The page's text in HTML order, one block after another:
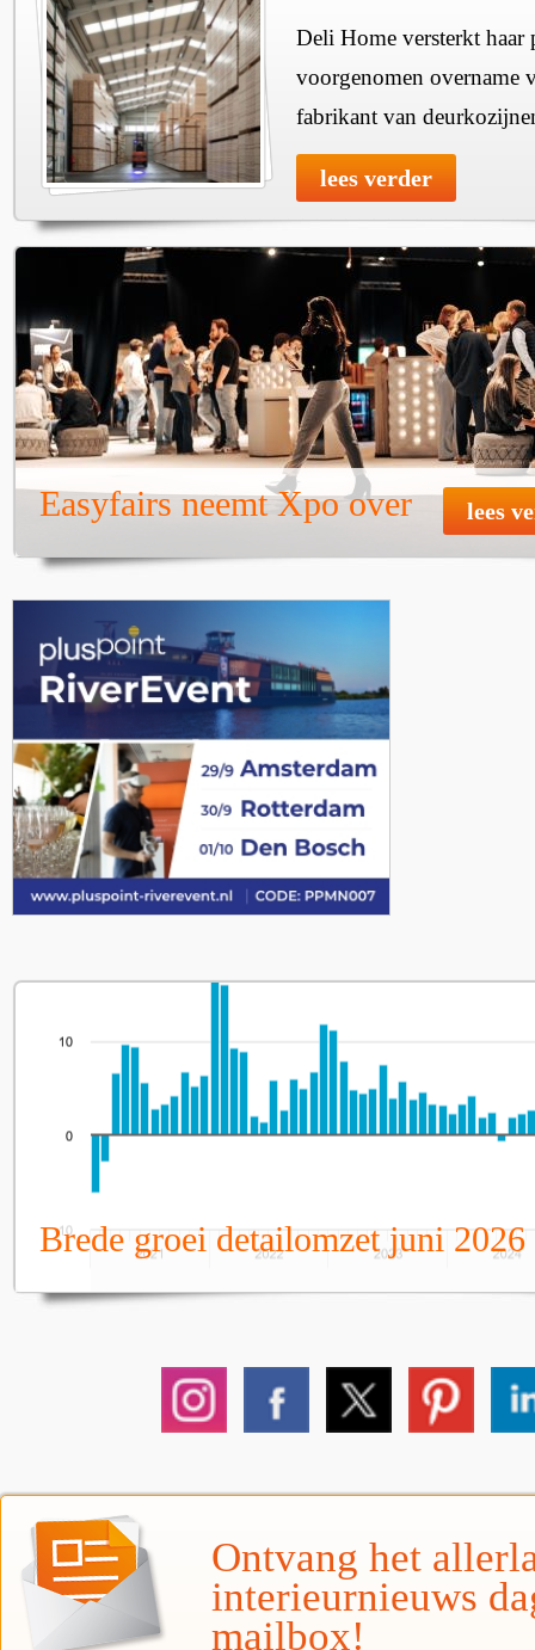
Deli Home versterkt haar
voorgenomen overname
fabrikant van
lees verder
Easyfairs neemt Xpo over lees
Brede groei detailomzet juni 2026
Ontvang het
interieurnieuws
mailbox!